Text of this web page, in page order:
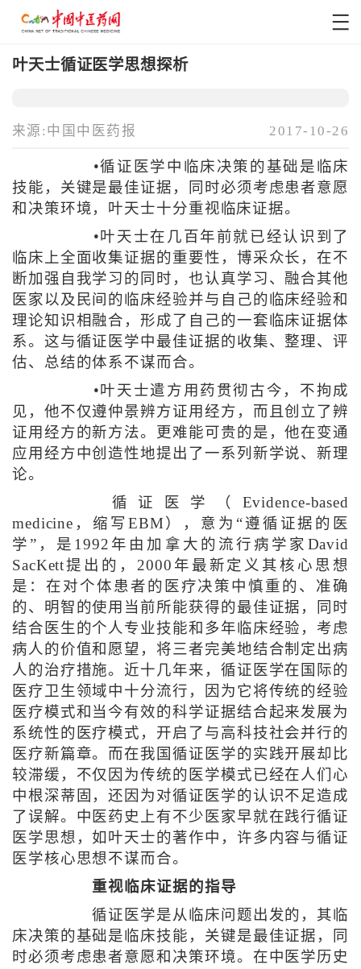
叶天士循证医学思想探析
来源:中国中医药报 2017-10-26
•循证医学中临床决策的基础是临床
技能，关键是最佳证据，同时必须考虑患者意愿
和决策环境，叶天士十分重视临床证据。
•叶天士在几百年前就已经认识到了
临床上全面收集证据的重要性，博采众长，在不
断加强自我学习的同时，也认真学习、融合其他
医家以及民间的临床经验并与自己的临床经验和
理论知识相融合，形成了自己的一套临床证据体
系。这与循证医学中最佳证据的收集、整理、评
估、总结的体系不谋而合。
•叶天士遣方用药贯彻古今，不拘成
见，他不仅遵仲景辨方证用经方，而且创立了辨
证用经方的新方法。更难能可贵的是，他在变通
应用经方中创造性地提出了一系列新学说、新理
论。
循证医学（Evidence-based
medicine，缩写EBM），意为“遵循证据的医
学”，是1992年由加拿大的流行病学家David
SacKett提出的，2000年最新定义其核心思想
是：在对个体患者的医疗决策中慎重的、准确
的、明智的使用当前所能获得的最佳证据，同时
结合医生的个人专业技能和多年临床经验，考虑
病人的价值和愿望，将三者完美地结合制定出病
人的治疗措施。近十几年来，循证医学在国际的
医疗卫生领域中十分流行，因为它将传统的经验
医疗模式和当今有效的科学证据结合起来发展为
系统性的医疗模式，开启了与高科技社会并行的
医疗新篇章。而在我国循证医学的实践开展却比
较滞缓，不仅因为传统的医学模式已经在人们心
中根深蒂固，还因为对循证医学的认识不足造成
了误解。中医药史上有不少医家早就在践行循证
医学思想，如叶天士的著作中，许多内容与循证
医学核心思想不谋而合。
重视临床证据的指导
循证医学是从临床问题出发的，其临
床决策的基础是临床技能，关键是最佳证据，同
时必须考虑患者意愿和决策环境。在中医学历史